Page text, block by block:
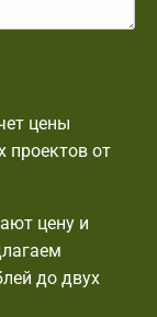
цены
проектов от
цену и
до двух